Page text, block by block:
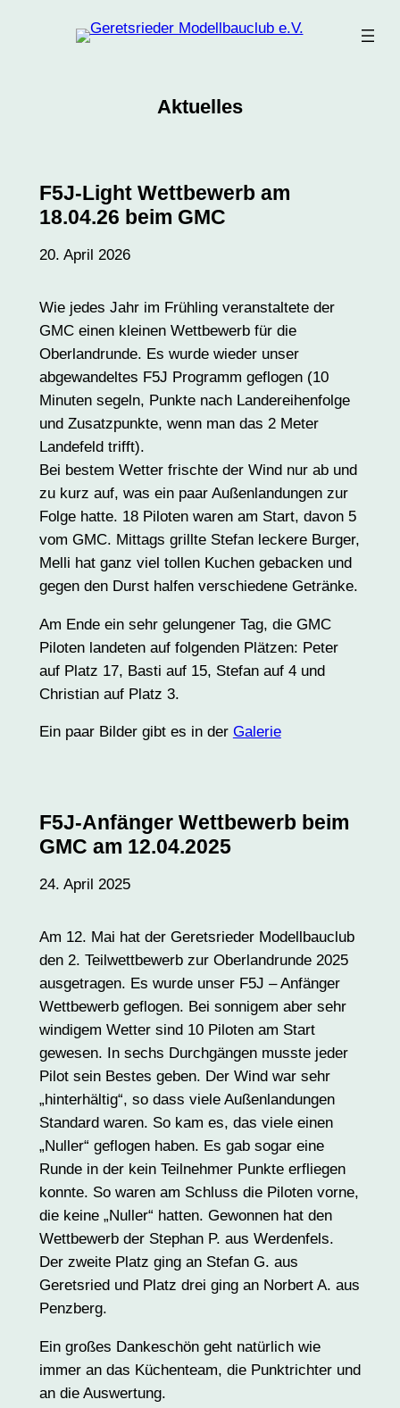
Aktuelles
F5J-Light Wettbewerb am
18.04.26 beim GMC
20. April 2026
Wie jedes Jahr im Frühling veranstaltete der
GMC einen kleinen Wettbewerb für die
Oberlandrunde. Es wurde wieder unser
abgewandeltes F5J Programm geflogen (10
Minuten segeln, Punkte nach Landereihenfolge
und Zusatzpunkte, wenn man das 2 Meter
Landefeld trifft).
Bei bestem Wetter frischte der Wind nur ab und
zu kurz auf, was ein paar Außenlandungen zur
Folge hatte. 18 Piloten waren am Start, davon 5
vom GMC. Mittags grillte Stefan leckere Burger,
Melli hat ganz viel tollen Kuchen gebacken und
gegen den Durst halfen verschiedene Getränke.
Am Ende ein sehr gelungener Tag, die GMC
Piloten landeten auf folgenden Plätzen: Peter
auf Platz 17, Basti auf 15, Stefan auf 4 und
Christian auf Platz 3.
Ein paar Bilder gibt es in der Galerie
F5J-Anfänger Wettbewerb beim
GMC am 12.04.2025
24. April 2025
Am 12. Mai hat der Geretsrieder Modellbauclub
den 2. Teilwettbewerb zur Oberlandrunde 2025
ausgetragen. Es wurde unser F5J – Anfänger
Wettbewerb geflogen. Bei sonnigem aber sehr
windigem Wetter sind 10 Piloten am Start
gewesen. In sechs Durchgängen musste jeder
Pilot sein Bestes geben. Der Wind war sehr
„hinterhältig“, so dass viele Außenlandungen
Standard waren. So kam es, das viele einen
„Nuller“ geflogen haben. Es gab sogar eine
Runde in der kein Teilnehmer Punkte erfliegen
konnte. So waren am Schluss die Piloten vorne,
die keine „Nuller“ hatten. Gewonnen hat den
Wettbewerb der Stephan P. aus Werdenfels.
Der zweite Platz ging an Stefan G. aus
Geretsried und Platz drei ging an Norbert A. aus
Penzberg.
Ein großes Dankeschön geht natürlich wie
immer an das Küchenteam, die Punktrichter und
an die Auswertung.